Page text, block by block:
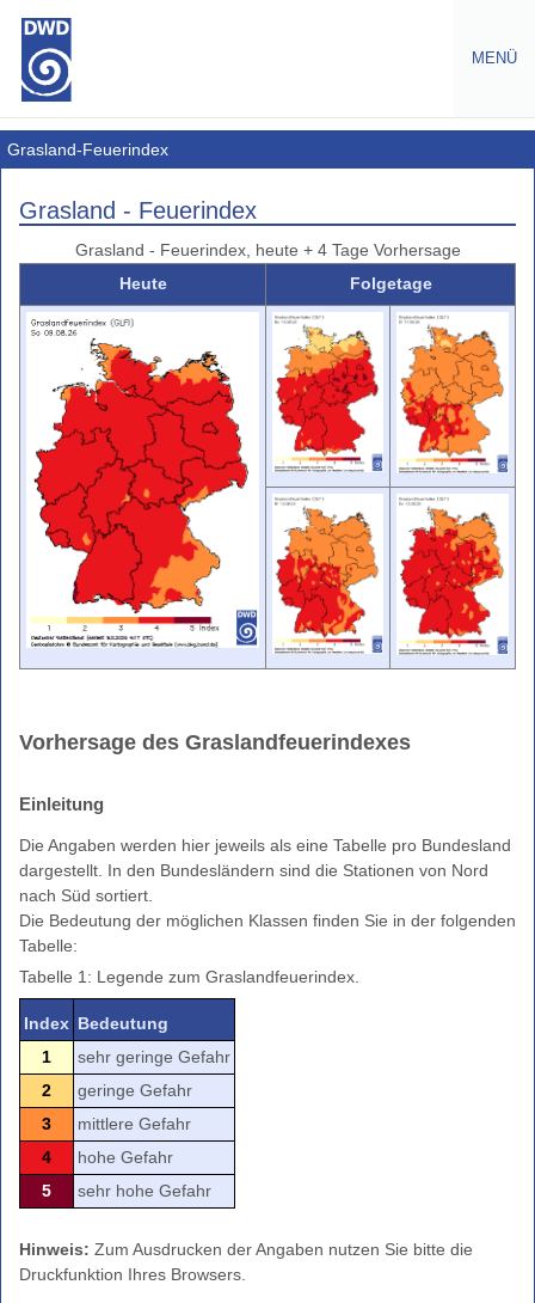
MENÜ
Warnungen
Amtliche
Warnungen
Wetterwarnungen
Gefahrenindizes
Gesundheit
Gefahrenindizes
(Wald-,
Grasbrand)
Waldbrand-
Gefahrenindex
Grasland-
Feuerindex
Warnindizes
Landwirtschaft
Farbskala
Wetterwarnkriterien
Küstenwarnungen
Hitze-
und
UV-
Warnungen
Windwarnskala
Hochwasserzentralen
Weitere
Partner
Grasland-Feuerindex
Grasland - Feuerindex
Grasland - Feuerindex, heute + 4 Tage Vorhersage
Heute
Folgetage
Vorhersage des Graslandfeuerindexes
Einleitung
Die Angaben werden hier jeweils als eine Tabelle pro Bundesland
dargestellt. In den Bundesländern sind die Stationen von Nord
nach Süd sortiert.
Die Bedeutung der möglichen Klassen finden Sie in der folgenden
Tabelle:
Tabelle 1: Legende zum Graslandfeuerindex.
Index Bedeutung
1
sehr geringe Gefahr
2
geringe Gefahr
3
mittlere Gefahr
4
hohe Gefahr
5
sehr hohe Gefahr
Hinweis: Zum Ausdrucken der Angaben nutzen Sie bitte die
Druckfunktion Ihres Browsers.